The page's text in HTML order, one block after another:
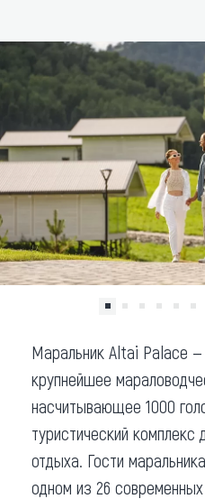
О регионе
Коллекция
Другие рубрики
Маральник Altai Palace —
крупнейшее
насчитывающее 1000
туристический комплекс
отдыха. Гости
одном из 26